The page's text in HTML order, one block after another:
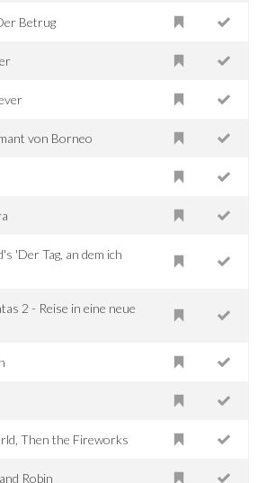
Betrug
von Borneo
'Der Tag, an dem ich
2 - Reise in eine neue
Then the Fireworks
Robin